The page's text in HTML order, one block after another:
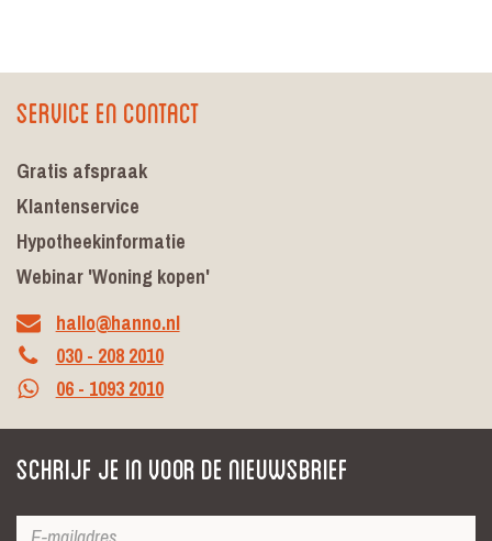
Service en contact
Gratis afspraak
Klantenservice
Hypotheekinformatie
Webinar 'Woning kopen'
hallo@hanno.nl
030 - 208 2010
06 - 1093 2010
Schrijf je in voor de nieuwsbrief